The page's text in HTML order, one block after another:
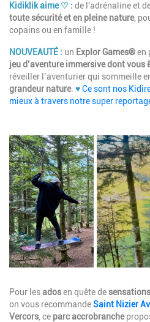
Kidiklik aime ♡ : de l'adrénaline et
toute sécurité et en pleine nature,
copains ou en famille !
NOUVEAUTÉ : un Explor Games®en
jeu d’aventure immersive dont vous
réveiller l’aventurier qui sommeille
grandeur nature. ♥Ce sont nos
mieux à travers notre super
Image
Description
Pour lesadosen quête desensations
on vous recommandeSaint Nizier
Vercors , ce parc accrobranche